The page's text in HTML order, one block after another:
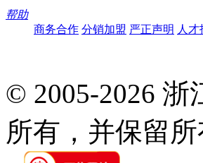
帮助
商务合作 分销加盟 严正声明 人才
© 2005-2026
所有，并保留所